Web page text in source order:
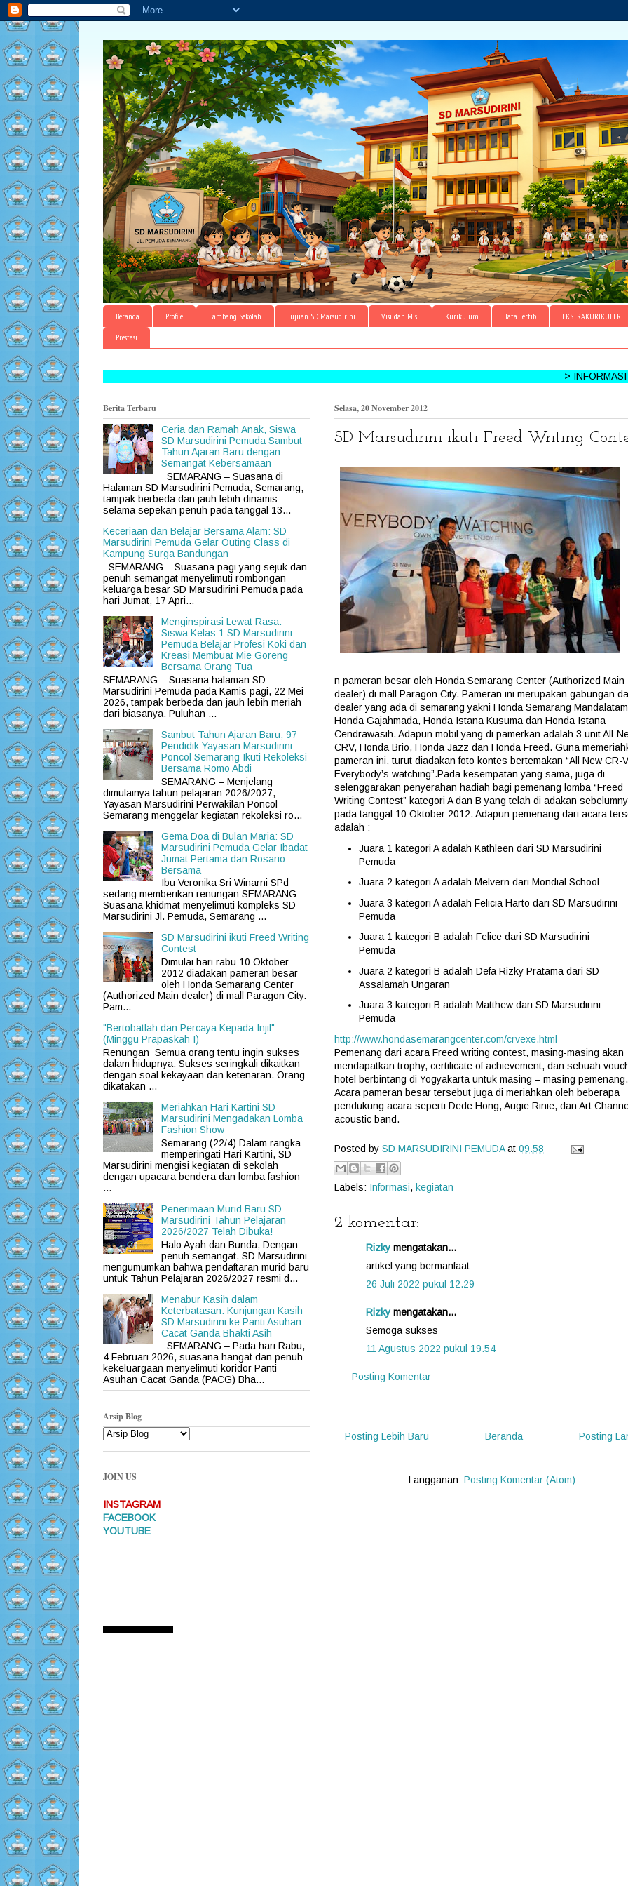
Beranda Profile Lambang Sekolah Tujuan SD Marsudirini Visi dan Misi Kurikulum Tata Tertib EKSTRAKURIKULER
Prestasi
> INFORMASI
Selasa, 20 November 2012
SD Marsudirini ikuti Freed Writing
n pameran besar oleh Honda Semarang Center (Authorized Main
dealer) di mall Paragon City. Pameran ini merupakan gabungan
dealer yang ada di semarang yakni Honda Semarang
Honda Gajahmada, Honda Istana Kusuma dan Honda Istana
Cendrawasih. Adapun mobil yang di pamerkan adalah 3 unit All-
CRV, Honda Brio, Honda Jazz dan Honda Freed. Guna
pameran ini, turut diadakan foto kontes bertemakan “All New CR-
Everybody’s watching”.Pada kesempatan yang sama, juga di
selenggarakan penyerahan hadiah bagi pemenang lomba “Freed
Writing Contest” kategori A dan B yang telah di adakan
pada tanggal 10 Oktober 2012. Adapun pemenang dari acara
adalah :
Juara 1 kategori A adalah Kathleen dari SD Marsudirini
Pemuda
Juara 2 kategori A adalah Melvern dari Mondial School
Juara 3 kategori A adalah Felicia Harto dari SD Marsudirini
Pemuda
Juara 1 kategori B adalah Felice dari SD Marsudirini
Pemuda
Juara 2 kategori B adalah Defa Rizky Pratama dari SD
Assalamah Ungaran
Juara 3 kategori B adalah Matthew dari SD Marsudirini
Pemuda
http://www.hondasemarangcenter.com/crvexe.html
Pemenang dari acara Freed writing contest, masing-masing akan
mendapatkan trophy, certificate of achievement, dan sebuah
hotel berbintang di Yogyakarta untuk masing – masing pemenang.
Acara pameran besar tersebut juga di meriahkan oleh beberapa
pendukung acara seperti Dede Hong, Augie Rinie, dan Art
acoustic band.
Posted by SD MARSUDIRINI PEMUDA at 09.58
Labels: Informasi, kegiatan
2 komentar:
Rizky mengatakan...
artikel yang bermanfaat
26 Juli 2022 pukul 12.29
Rizky mengatakan...
Semoga sukses
11 Agustus 2022 pukul 19.54
Posting Komentar
Posting Lebih Baru Posting
Beranda
Langganan: Posting Komentar (Atom)
Berita Terbaru
Ceria dan Ramah Anak, Siswa
SD Marsudirini Pemuda Sambut
Tahun Ajaran Baru dengan
Semangat Kebersamaan
SEMARANG – Suasana di
Halaman SD Marsudirini Pemuda, Semarang,
tampak berbeda dan jauh lebih dinamis
selama sepekan penuh pada tanggal 13...
Keceriaan dan Belajar Bersama Alam: SD
Marsudirini Pemuda Gelar Outing Class di
Kampung Surga Bandungan
SEMARANG – Suasana pagi yang sejuk dan
penuh semangat menyelimuti rombongan
keluarga besar SD Marsudirini Pemuda pada
hari Jumat, 17 Apri...
Menginspirasi Lewat Rasa:
Siswa Kelas 1 SD Marsudirini
Pemuda Belajar Profesi Koki dan
Kreasi Membuat Mie Goreng
Bersama Orang Tua
SEMARANG – Suasana halaman SD
Marsudirini Pemuda pada Kamis pagi, 22 Mei
2026, tampak berbeda dan jauh lebih meriah
dari biasanya. Puluhan ...
Sambut Tahun Ajaran Baru, 97
Pendidik Yayasan Marsudirini
Poncol Semarang Ikuti Rekoleksi
Bersama Romo Abdi
SEMARANG – Menjelang
dimulainya tahun pelajaran 2026/2027,
Yayasan Marsudirini Perwakilan Poncol
Semarang menggelar kegiatan rekoleksi ro...
Gema Doa di Bulan Maria: SD
Marsudirini Pemuda Gelar Ibadat
Jumat Pertama dan Rosario
Bersama
Ibu Veronika Sri Winarni SPd
sedang memberikan renungan SEMARANG –
Suasana khidmat menyelimuti kompleks SD
Marsudirini Jl. Pemuda, Semarang ...
SD Marsudirini ikuti Freed Writing
Contest
Dimulai hari rabu 10 Oktober
2012 diadakan pameran besar
oleh Honda Semarang Center
(Authorized Main dealer) di mall Paragon City.
Pam...
"Bertobatlah dan Percaya Kepada Injil"
(Minggu Prapaskah I)
Renungan Semua orang tentu ingin sukses
dalam hidupnya. Sukses seringkali dikaitkan
dengan soal kekayaan dan ketenaran. Orang
dikatakan ...
Meriahkan Hari Kartini SD
Marsudirini Mengadakan Lomba
Fashion Show
Semarang (22/4) Dalam rangka
memperingati Hari Kartini, SD
Marsudirini mengisi kegiatan di sekolah
dengan upacara bendera dan lomba fashion
...
Penerimaan Murid Baru SD
Marsudirini Tahun Pelajaran
2026/2027 Telah Dibuka!
Halo Ayah dan Bunda, Dengan
penuh semangat, SD Marsudirini
mengumumkan bahwa pendaftaran murid baru
untuk Tahun Pelajaran 2026/2027 resmi d...
Menabur Kasih dalam
Keterbatasan: Kunjungan Kasih
SD Marsudirini ke Panti Asuhan
Cacat Ganda Bhakti Asih
SEMARANG – Pada hari Rabu,
4 Februari 2026, suasana hangat dan penuh
kekeluargaan menyelimuti koridor Panti
Asuhan Cacat Ganda (PACG) Bha...
Arsip Blog
JOIN US
INSTAGRAM
FACEBOOK
YOUTUBE